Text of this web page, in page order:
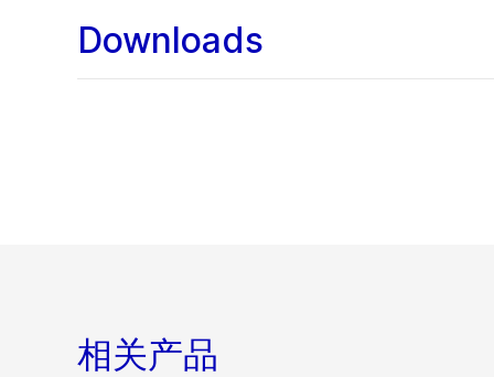
Downloads
相关产品